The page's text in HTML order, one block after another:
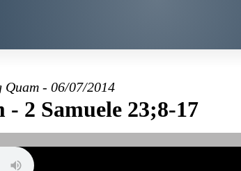
Quam - 06/07/2014
2 Samuele 23;8-17